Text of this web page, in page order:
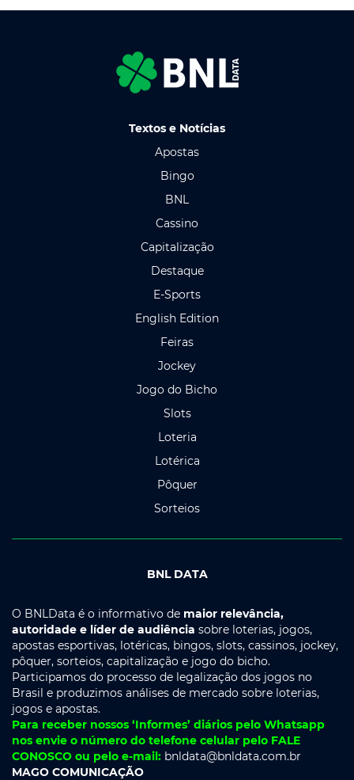
Textos e Notícias
Apostas
Bingo
BNL
Cassino
Capitalização
Destaque
E-Sports
English Edition
Feiras
Jockey
Jogo do Bicho
Slots
Loteria
Lotérica
Pôquer
Sorteios
BNL DATA
O BNLData é o informativo de maior relevância,
autoridade e líder de audiência sobre loterias, jogos,
apostas esportivas, lotéricas, bingos, slots, cassinos, jockey,
pôquer, sorteios, capitalização e jogo do bicho.
Participamos do processo de legalização dos jogos no
Brasil e produzimos análises de mercado sobre loterias,
jogos e apostas.
Para receber nossos ‘Informes’ diários pelo Whatsapp
nos envie o número do telefone celular pelo FALE
CONOSCO ou pelo e-mail: bnldata@bnldata.com.br
MAGO COMUNICAÇÃO